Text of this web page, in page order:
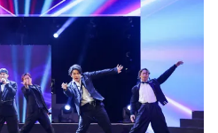
VTV Thể thao
Bất động sản
Tấm lòng Việt